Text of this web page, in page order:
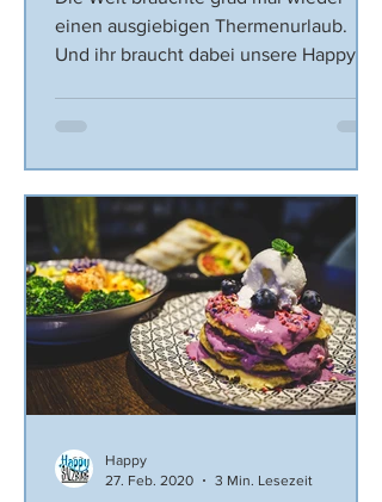
Tag
einen ausgiebigen Thermenurlaub.
Und ihr braucht dabei unsere Happy-
Happy
27. Feb. 2020
3 Min. Lesezeit